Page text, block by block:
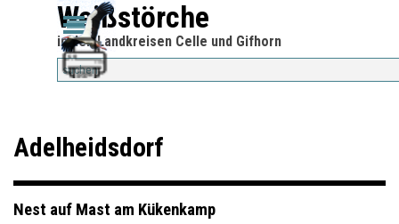
Direkt zum Seiteninhalt
Menü überspringen
Weißstörche
in den Landkreisen Celle und Gifhorn
Menü überspringen
Adelheidsdorf
Nest auf Mast am Kükenkamp